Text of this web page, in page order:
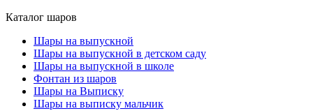
Каталог шаров
Шары на выпускной
Шары на выпускной в детском саду
Шары на выпускной в школе
Фонтан из шаров
Шары на Выписку
Шары на выписку мальчик